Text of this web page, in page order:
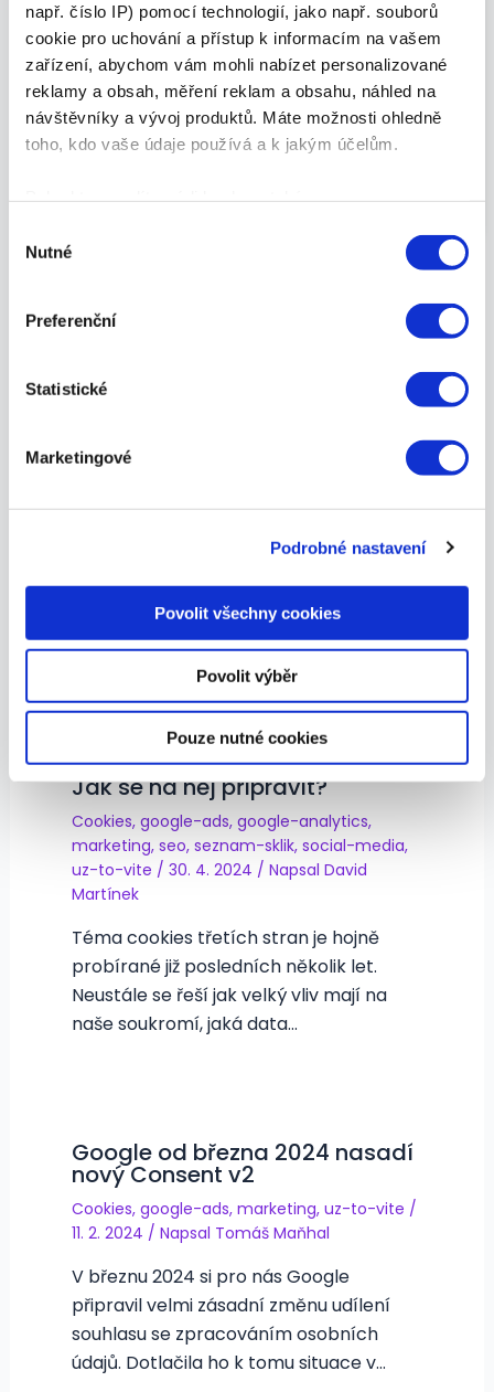
např. číslo IP) pomocí technologií, jako např. souborů
cookie pro uchování a přístup k informacím na vašem
zařízení, abychom vám mohli nabízet personalizované
reklamy a obsah, měření reklam a obsahu, náhled na
návštěvníky a vývoj produktů. Máte možnosti ohledně
toho, kdo vaše údaje používá a k jakým účelům.
poloze, které mohou být přesné na několik metrů
skenování pro konkrétní charakteristiky (otisk prstu)
Zjistěte více o tom, jak zpracováváme vaše osobní
Svůj souhlas můžete kdykoliv změnit nebo odvolat v
K personalizaci obsahu a reklam, poskytování funkcí
sdílíme se svými partnery pro sociální média, inzerci a
dalšími informacemi, které jste jim poskytli nebo které
získali v důsledku toho, že používáte jejich služby.
souhlasu
Nutné
Preferenční
Statistické
Marketingové
Podrobné nastavení
Povolit všechny cookies
Povolit výběr
Pouze nutné cookies
Tomáš Maňhal
SEO/UX/Analytic Specialista + příspěvky
SEO/UX/Analytic Specialista
Překonávám bariéry
kampaně na Vánoce?
NapsalOndra Sosna
Vánoční období je nejen časem klidu a
pohody, ale také jedním z
nejdůležitějších období. Firmy napříč
obory soutěží o pozornost […]
Svět bez cookies třetích stran:
Jak se na něj připravit?
Cookies, google-ads, google-analytics,
marketing, seo, seznam-sklik, social-media,
uz-to-vite / 30. 4. 2024 / Napsal David
Martínek
Téma cookies třetích stran je hojně
probírané již posledních několik let.
Neustále se řeší jak velký vliv mají na
naše soukromí, jaká data…
Google od března 2024 nasadí
nový Consent v2
Cookies, google-ads, marketing, uz-to-vite /
11. 2. 2024 / Napsal Tomáš Maňhal
V březnu 2024 si pro nás Google
připravil velmi zásadní změnu udílení
souhlasu se zpracováním osobních
údajů. Dotlačila ho k tomu situace v…